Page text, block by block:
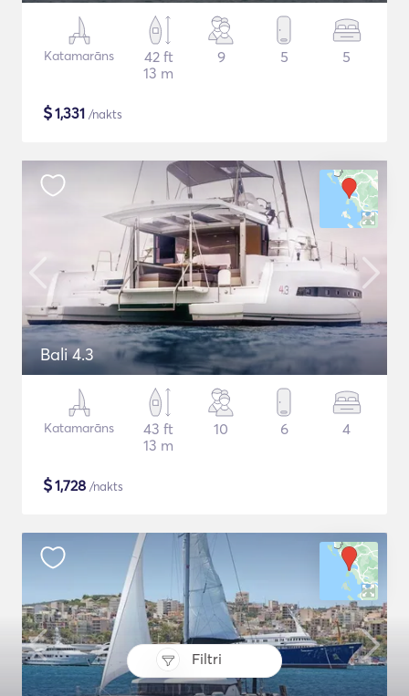
Filtri
Katamarāns
42 ft
13 m
9 5 5
$1,331 /nakts
Bali 4.3
Katamarāns
43 ft
13 m
10 6 4
$1,728 /nakts